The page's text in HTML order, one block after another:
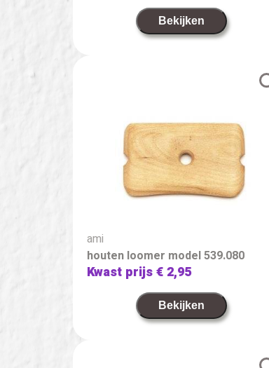
Bekijken
ami
houten loomer model 539.080
Kwast prijs€ 2,95
Bekijken